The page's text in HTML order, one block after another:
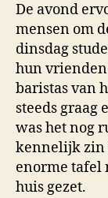
De avond
mensen om
dinsdag
hun vrienden
baristas van
steeds graag
was het nog
kennelijk zin
enorme tafel
huis gezet.